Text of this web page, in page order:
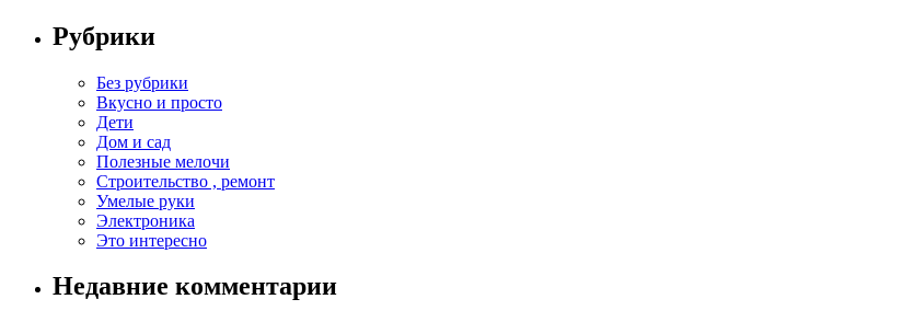
Рубрики
Без рубрики
Вкусно и просто
Дети
Дом и сад
Полезные мелочи
Строительство , ремонт
Умелые руки
Электроника
Это интересно
Недавние комментарии